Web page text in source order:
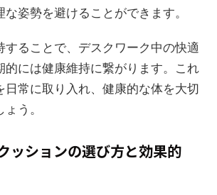
姿勢を避けることができます。
することで、デスクワーク中の快適
的には健康維持に繋がります。これ
日常に取り入れ、健康的な体を大切
う。
ッションの選び方と効果的